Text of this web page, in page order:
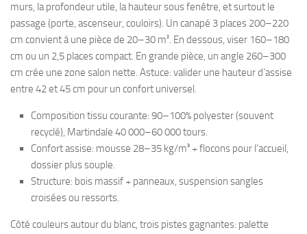
murs, la profondeur utile, la hauteur sous fenêtre, et surtout le
passage (porte, ascenseur, couloirs). Un canapé 3 places 200–220
cm convient à une pièce de 20–30 m². En dessous, viser 160–180
cm ou un 2,5 places compact. En grande pièce, un angle 260–300
cm crée une zone salon nette. Astuce: valider une hauteur d’assise
entre 42 et 45 cm pour un confort universel.
Composition tissu courante: 90–100% polyester (souvent
recyclé), Martindale 40 000–60 000 tours.
Confort assise: mousse 28–35 kg/m³ + flocons pour l’accueil,
dossier plus souple.
Structure: bois massif + panneaux, suspension sangles
croisées ou ressorts.
Côté couleurs autour du blanc, trois pistes gagnantes: palette